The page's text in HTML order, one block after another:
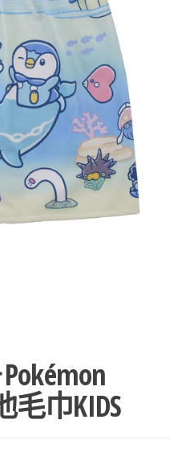
毛巾KIDS